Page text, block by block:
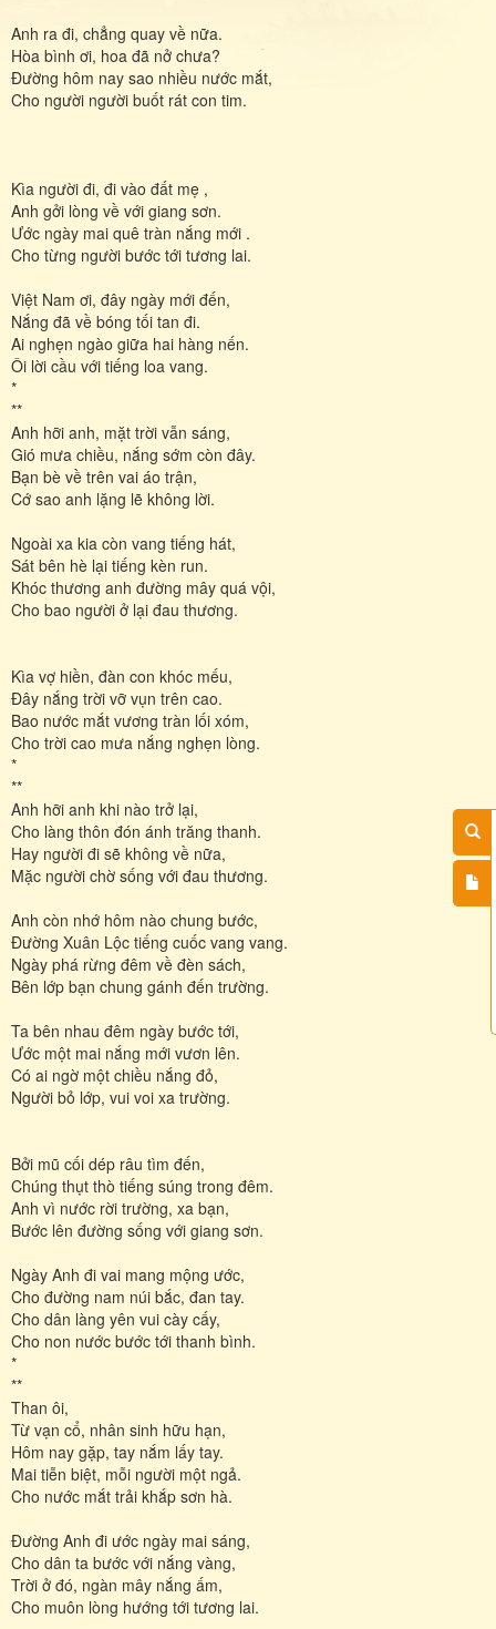
Anh ra đi, chẳng quay về nữa.
Hòa bình ơi, hoa đã nở chưa?
Đường hôm nay sao nhiều nước mắt,
Cho người người buốt rát con tim.
Kìa người đi, đi vào đất mẹ ,
Anh gởi lòng về với giang sơn.
Ước ngày mai quê tràn nắng mới .
Cho từng người bước tới tương lai.
Việt Nam ơi, đây ngày mới đến,
Nắng đã về bóng tối tan đi.
Ai nghẹn ngào giữa hai hàng nến.
Ôi lời cầu với tiếng loa vang.
*
**
Anh hỡi anh, mặt trời vẫn sáng,
Gió mưa chiều, nắng sớm còn đây.
Bạn bè về trên vai áo trận,
Cớ sao anh lặng lẽ không lời.
Ngoài xa kia còn vang tiếng hát,
Sát bên hè lại tiếng kèn run.
Khóc thương anh đường mây quá vội,
Cho bao người ở lại đau thương.
Kìa vợ hiền, đàn con khóc mếu,
Đây nắng trời vỡ vụn trên cao.
Bao nước mắt vương tràn lối xóm,
Cho trời cao mưa nắng nghẹn lòng.
*
**
Anh hỡi anh khi nào trở lại,
Cho làng thôn đón ánh trăng thanh.
Hay người đi sẽ không về nữa,
Mặc người chờ sống với đau thương.
Anh còn nhớ hôm nào chung bước,
Đường Xuân Lộc tiếng cuốc vang vang.
Ngày phá rừng đêm về đèn sách,
Bên lớp bạn chung gánh đến trường.
Ta bên nhau đêm ngày bước tới,
Ước một mai nắng mới vươn lên.
Có ai ngờ một chiều nắng đỏ,
Người bỏ lớp, vui voi xa trường.
Bởi mũ cối dép râu tìm đến,
Chúng thụt thò tiếng súng trong đêm.
Anh vì nước rời trường, xa bạn,
Bước lên đường sống với giang sơn.
Ngày Anh đi vai mang mộng ước,
Cho đường nam núi bắc, đan tay.
Cho dân làng yên vui cày cấy,
Cho non nước bước tới thanh bình.
*
**
Than ôi,
Từ vạn cổ, nhân sinh hữu hạn,
Hôm nay gặp, tay nắm lấy tay.
Mai tiễn biệt, mỗi người một ngả.
Cho nước mắt trải khắp sơn hà.
Đường Anh đi ước ngày mai sáng,
Cho dân ta bước với nắng vàng,
Trời ở đó, ngàn mây nắng ấm,
Cho muôn lòng hướng tới tương lai.